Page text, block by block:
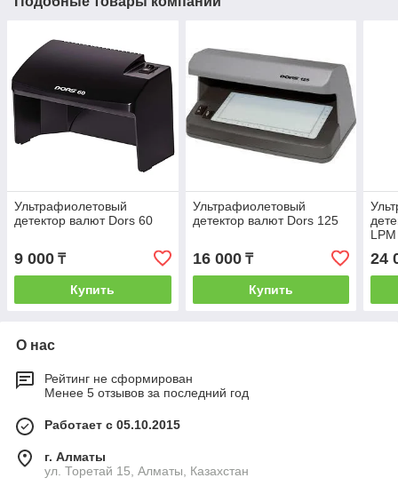
Ультрафиолетовый
детектор валют Dors 60
9 000 ₸
Купить
Ультрафиолетовый
детектор валют Dors 125
16 000₸
Купить
24
О нас
Рейтинг не сформирован
Менее 5 отзывов за последний год
Работает с 05.10.2015
г. Алматы
ул. Торетай 15, Алматы, Казахстан